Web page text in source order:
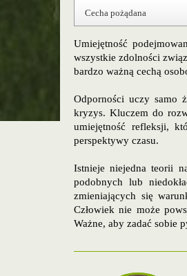
Cecha pożądana
Umiejętność
wszystkie zdolności
bardzo ważną cechą
Odporności uczy samo
kryzys. Kluczem do
umiejętność refleksji,
perspektywy czasu.
Istnieje niejedna teorii
podobnych lub
zmieniających się
Człowiek nie może
Ważne, aby zadać sobie